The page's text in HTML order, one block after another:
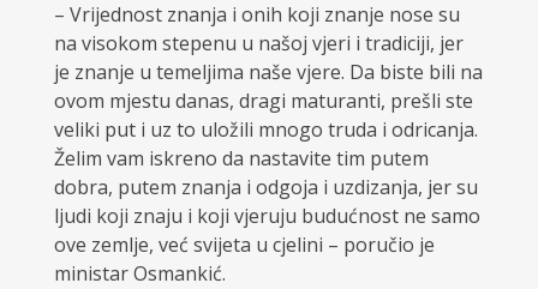
– Vrijednost znanja i onih koji znanje nose su
na visokom stepenu u našoj vjeri i tradiciji, jer
je znanje u temeljima naše vjere. Da biste bili na
ovom mjestu danas, dragi maturanti, prešli ste
veliki put i uz to uložili mnogo truda i odricanja.
Želim vam iskreno da nastavite tim putem
dobra, putem znanja i odgoja i uzdizanja, jer su
ljudi koji znaju i koji vjeruju budućnost ne samo
ove zemlje, već svijeta u cjelini – poručio je
ministar Osmankić.